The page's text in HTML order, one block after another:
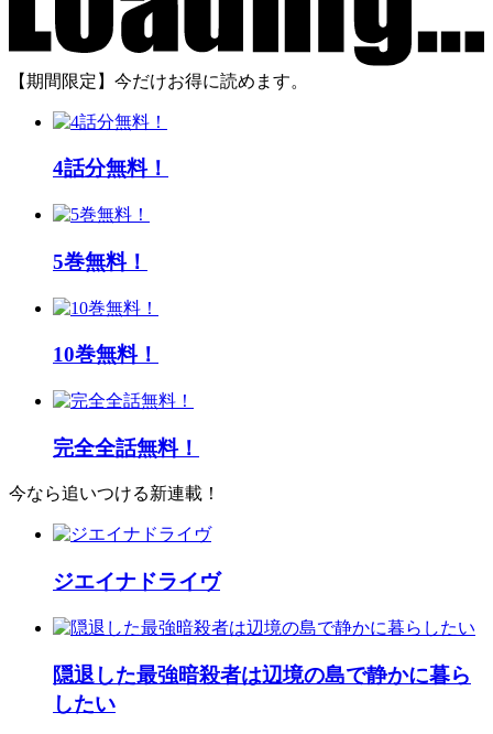
【期間限定】今だけお得に読めます。
4話分無料！
5巻無料！
10巻無料！
完全全話無料！
今なら追いつける新連載！
ジエイナドライヴ
隠退した最強暗殺者は辺境の島で静かに暮ら
したい